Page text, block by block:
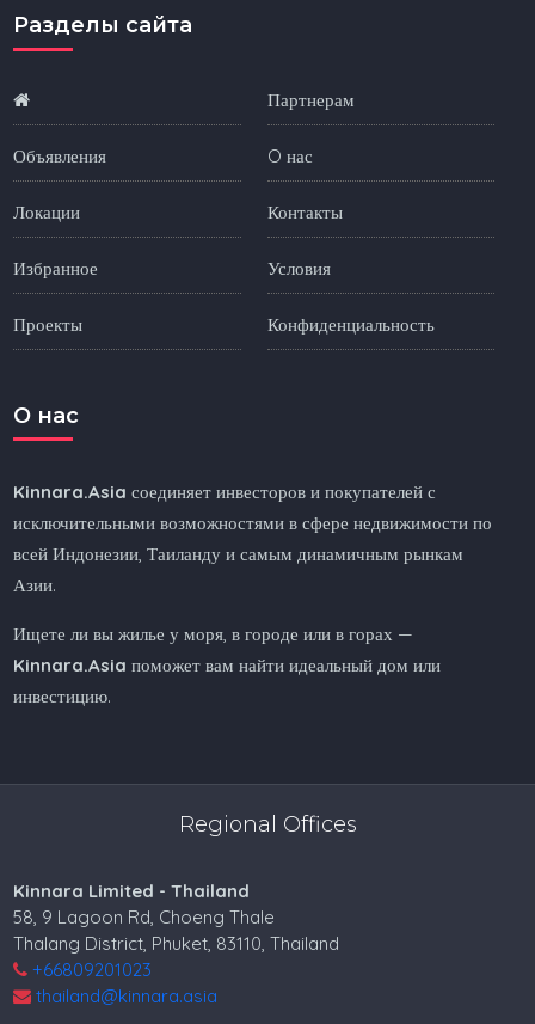
Разделы сайта
Объявления
Локации
Избранное
Проекты
Партнерам
O нас
Контакты
Условия
Конфиденциальность
O нас
Kinnara.Asia соединяет инвесторов и покупателей с
исключительными возможностями в сфере недвижимости по
всей Индонезии, Таиланду и самым динамичным рынкам
Азии.
Ищете ли вы жилье у моря, в городе или в горах —
Kinnara.Asia поможет вам найти идеальный дом или
инвестицию.
Regional Offices
Kinnara Limited - Thailand
58, 9 Lagoon Rd, Choeng Thale
Thalang District, Phuket, 83110, Thailand
+66809201023
thailand@kinnara.asia